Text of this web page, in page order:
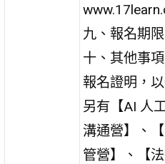
九、報名期
十、其他事
報名證明，
另有【AI 人
溝通營】、
管營】、【